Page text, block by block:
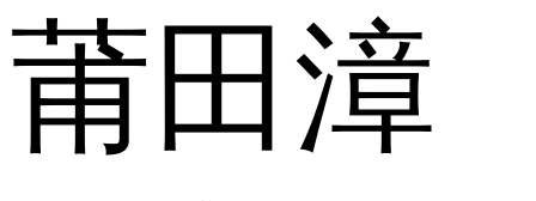
莆田 漳